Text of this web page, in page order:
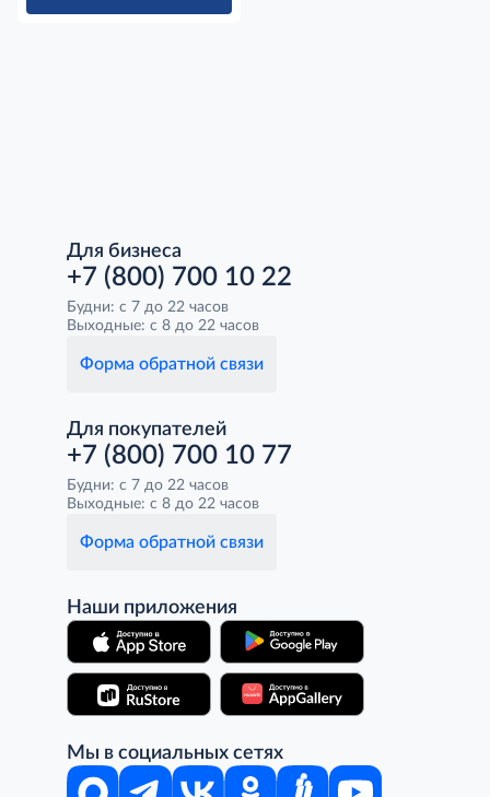
Для бизнеса
+7 (800) 700 10 22
Будни: с 7 до 22 часов
Выходные: с 8 до 22 часов
Форма обратной связи
Для покупателей
+7 (800) 700 10 77
Будни: с 7 до 22 часов
Выходные: с 8 до 22 часов
Форма обратной связи
Наши приложения
Мы в социальных сетях